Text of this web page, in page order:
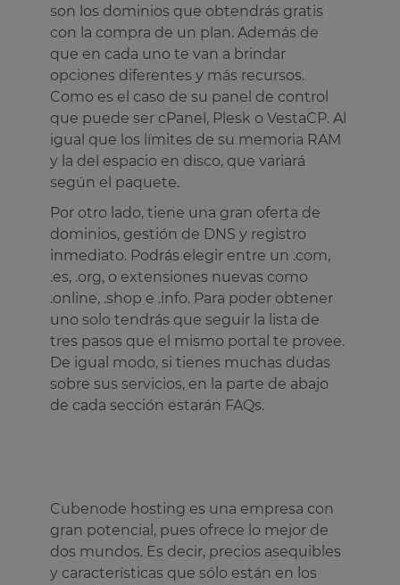
son los dominios que obtendrás gratis
con la compra de un plan. Además de
que en cada uno te van a brindar
opciones diferentes y más recursos.
Como es el caso de su panel de control
que puede ser cPanel, Plesk o VestaCP. Al
igual que los límites de su memoria RAM
y la del espacio en disco, que variará
según el paquete.
Por otro lado, tiene una gran oferta de
dominios, gestión de DNS y registro
inmediato. Podrás elegir entre un .com,
.es, .org, o extensiones nuevas como
.online, .shop e .info. Para poder obtener
uno solo tendrás que seguir la lista de
tres pasos que el mismo portal te provee.
De igual modo, si tienes muchas dudas
sobre sus servicios, en la parte de abajo
de cada sección estarán FAQs.
Cubenode hosting es una empresa con
gran potencial, pues ofrece lo mejor de
dos mundos. Es decir, precios asequibles
y características que sólo están en los